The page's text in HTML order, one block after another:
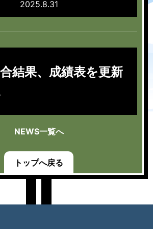
2025.8.31
結果、成績表を更新
NEWS一覧へ
トップへ戻る